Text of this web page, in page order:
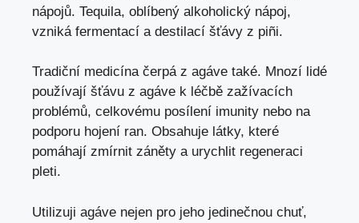
nápojů. Tequila, oblíbený alkoholický nápoj,
vzniká fermentací a destilací šťávy z piñi.
Tradiční medicína čerpá z agáve také. Mnozí lidé
používají šťávu z agáve k léčbě zažívacích
problémů, celkovému posílení imunity nebo na
podporu hojení ran. Obsahuje látky, které
pomáhají zmírnit záněty a urychlit regeneraci
pleti.
Utilizuji agáve nejen pro jeho jedinečnou chuť,